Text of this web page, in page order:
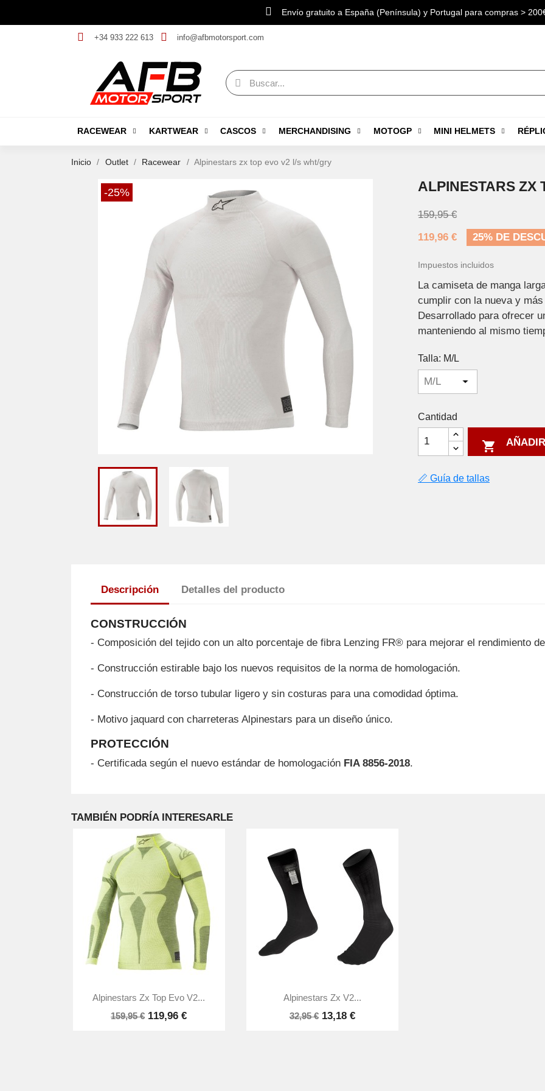
Envío gratuito a España (Península) y Portugal para compras >
+34 933 222 613 info@afbmotorsport.com
RACEWEAR KARTWEAR CASCOS MERCHANDISING MOTOGP MINI HELMETS
Inicio Outlet Racewear Alpinestars zx top evo v2 l/s wht/gry
-25% ALPINESTARS ZX
159,95 €
119,96 €
25% DE
Impuestos incluidos
La camiseta de manga
cumplir con la nueva y
Desarrollado para ofrecer
manteniendo al mismo
Talla: M/L
Cantidad

📏 Guía de tallas
Descripción Detalles del producto
CONSTRUCCIÓN
- Composición del tejido con un alto porcentaje de fibra Lenzing FR® para mejorar el rendimiento
- Construcción estirable bajo los nuevos requisitos de la norma de homologación.
- Construcción de torso tubular ligero y sin costuras para una comodidad óptima.
- Motivo jaquard con charreteras Alpinestars para un diseño único.
PROTECCIÓN
- Certificada según el nuevo estándar de homologación FIA 8856-2018.
TAMBIÉN PODRÍA INTERESARLE
Vista rápida
Alpinestars Zx Top Evo V2...
159,95 € 119,96 €
Vista rápida
Alpinestars Zx V2...
32,95 € 13,18 €